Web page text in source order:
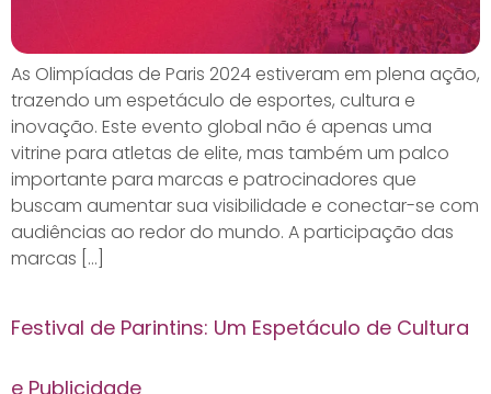
As Olimpíadas de Paris 2024 estiveram em plena ação,
trazendo um espetáculo de esportes, cultura e
inovação. Este evento global não é apenas uma
vitrine para atletas de elite, mas também um palco
importante para marcas e patrocinadores que
buscam aumentar sua visibilidade e conectar-se com
audiências ao redor do mundo. A participação das
marcas […]
Festival de Parintins: Um Espetáculo de Cultura
e Publicidade